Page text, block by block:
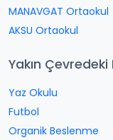
MANAVGAT Ortaokul
AKSU Ortaokul
Yakın
Yaz Okulu
Futbol
Organik Beslenme